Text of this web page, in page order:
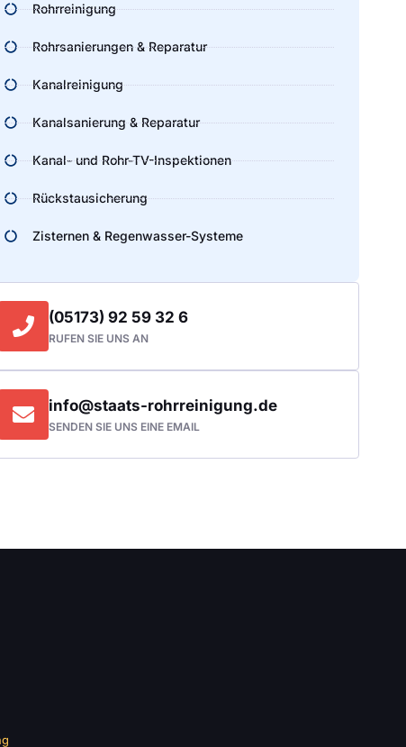
Rohrreinigung
Rohrsanierungen & Reparatur
Kanalreinigung
Kanalsanierung & Reparatur
Kanal- und Rohr-TV-Inspektionen
Rückstausicherung
Zisternen & Regenwasser-Systeme
(05173) 92 59 32 6
RUFEN SIE UNS AN
info@staats-rohrreinigung.de
SENDEN SIE UNS EINE EMAIL